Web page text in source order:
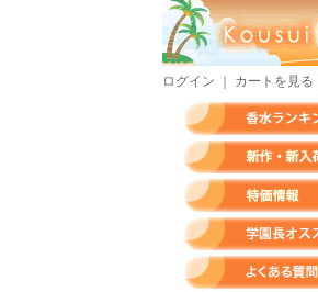
ログイン カートを見る